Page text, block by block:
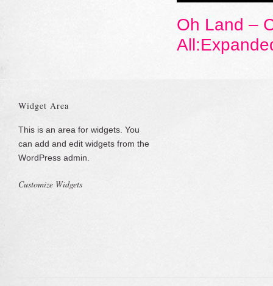
Oh Land –
Widget Area
This is an area for widgets. You
can add and edit widgets from the
WordPress admin.
Customize Widgets